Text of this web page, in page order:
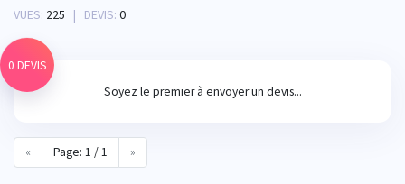
VUES: 225 | DEVIS: 0
0 DEVIS
Soyez le premier à envoyer un devis...
« Page: 1 / 1 »